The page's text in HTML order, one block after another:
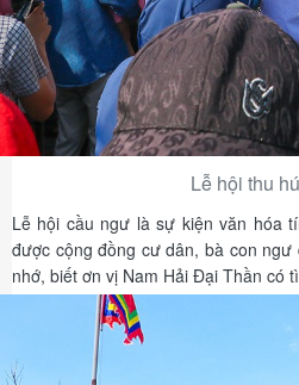
Lễ hội thu
Lễ hội cầu ngư là sự kiện văn hóa
được cộng đồng cư dân, bà con
nhớ, biết ơn vị Nam Hải Đại Thần có